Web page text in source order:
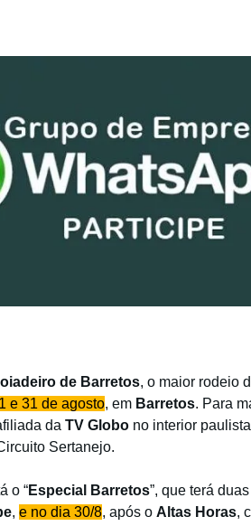
de Barretos, o maior rodeio
e 31 de agosto, em Barretos. Para
da TV Globo no interior
Sertanejo.
o “Especial Barretos”, que terá
, e no dia 30/8, após o Altas Horas,